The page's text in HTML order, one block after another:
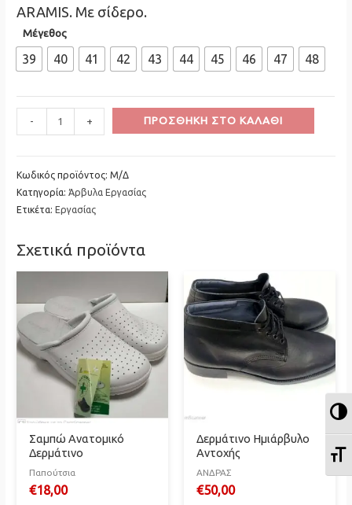
ARAMIS. Με σίδερο.
Μέγεθος
39 40 41 42 43 44 45 46 47 48
Quantity
-
εργοταξίου
-
ARAMIS
με
ποσότητα
Quantity
+ ΠΡΟΣΘΉΚΗ ΣΤΟ ΚΑΛΆΘΙ
Κωδικός προϊόντος:Μ/Δ
Κατηγορία:Άρβυλα Εργασίας
Ετικέτα:Εργασίας
Σχετικά προϊόντα
Σαμπώ Ανατομικό
Δερμάτινο
Παπούτσια
€18,00
Δερμάτινο Ημιάρβυλο
Αντοχής
ΑΝΔΡΑΣ
€50,00